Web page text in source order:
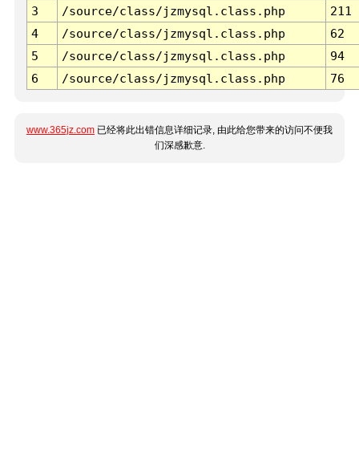
3 /source/class/jzmysql.class.php
211
4
/source/class/jzmysql.class.php
62
5
/source/class/jzmysql.class.php
94
6
/source/class/jzmysql.class.php 76
www.365jz.com 已经将此出错信息详细记录, 由此给您带来的访问不便我
们深感歉意.